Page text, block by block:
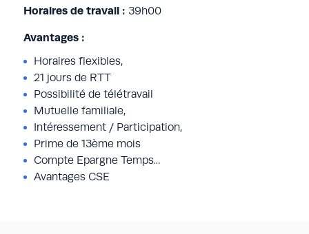
Horaires de travail : 39h00
Avantages :
Horaires flexibles,
21 jours de RTT
Possibilité de télétravail
Mutuelle familiale,
Intéressement / Participation,
Prime de 13ème mois
Compte Epargne Temps…
Avantages CSE